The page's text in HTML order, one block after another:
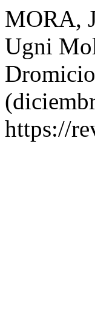
MORA,
Ugni
https://